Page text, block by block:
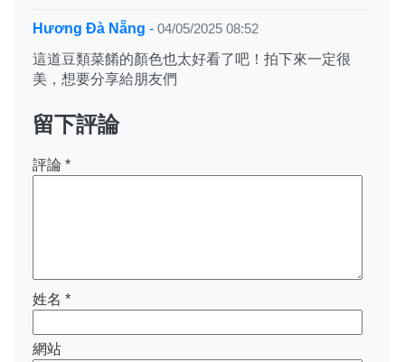
Hương Đà Nẵng - 04/05/2025 08:52
這道豆類菜餚的顏色也太好看了吧！拍下來一定很
美，想要分享給朋友們
留下評論
評論 *
姓名 *
網站